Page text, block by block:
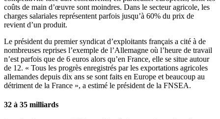
coûts de main d’œuvre sont moindres. Dans le secteur agricole, les
charges salariales représentent parfois jusqu’à 60% du prix de
revient d’un produit.
Le président du premier syndicat d’exploitants français a cité à de
nombreuses reprises l’exemple de l’Allemagne où l’heure de travail
n’est parfois que de 6 euros alors qu’en France, elle se situe autour
de 12. « Tous les progrès enregistrés par les exportations agricoles
allemandes depuis dix ans se sont faits en Europe et beaucoup au
détriment de la France », a estimé le président de la FNSEA.
32 à 35 milliards